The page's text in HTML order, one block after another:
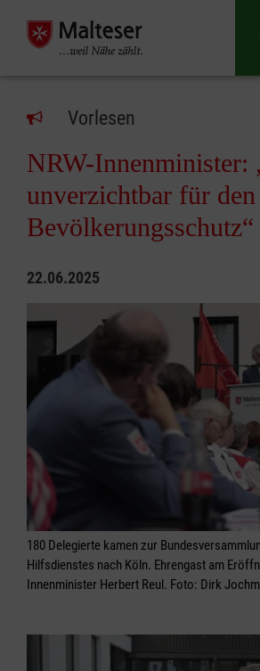
Vorlesen
NRW-Innenminister:
unverzichtbar für den
Bevölkerungsschutz“
22.06.2025
180 Delegierte kamen zur
Hilfsdienstes nach Köln. Ehrengast am
Innenminister Herbert Reul. Foto: Dirk